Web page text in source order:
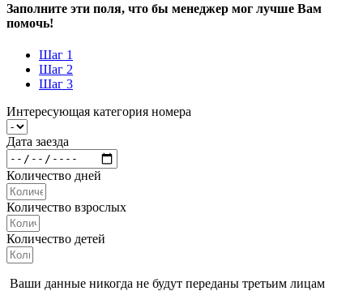
Заполните эти поля, что бы менеджер мог лучше Вам
помочь!
Шаг 1
Шаг 2
Шаг 3
Интересующая категория номера
Дата заезда
Количество дней
Количество взрослых
Количество детей
Ваши данные никогда не будут переданы третьим лицам